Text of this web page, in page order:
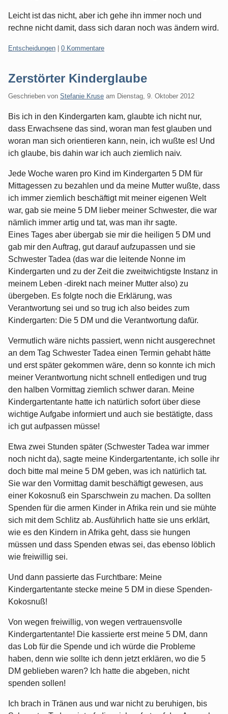
Leicht ist das nicht, aber ich gehe ihn immer noch und
rechne nicht damit, dass sich daran noch was ändern wird.
Kategorien:
Entscheidungen 0 Kommentare
Zerstörter Kinderglaube
Geschrieben von Stefanie Kruse am Dienstag, 9. Oktober 2012
Bis ich in den Kindergarten kam, glaubte ich nicht nur,
dass Erwachsene das sind, woran man fest glauben und
woran man sich orientieren kann, nein, ich wußte es! Und
ich glaube, bis dahin war ich auch ziemlich naiv.
Jede Woche waren pro Kind im Kindergarten 5 DM für
Mittagessen zu bezahlen und da meine Mutter wußte, dass
ich immer ziemlich beschäftigt mit meiner eigenen Welt
war, gab sie meine 5 DM lieber meiner Schwester, die war
nämlich immer artig und tat, was man ihr sagte.
Eines Tages aber übergab sie mir die heiligen 5 DM und
gab mir den Auftrag, gut darauf aufzupassen und sie
Schwester Tadea (das war die leitende Nonne im
Kindergarten und zu der Zeit die zweitwichtigste Instanz in
meinem Leben -direkt nach meiner Mutter also) zu
übergeben. Es folgte noch die Erklärung, was
Verantwortung sei und so trug ich also beides zum
Kindergarten: Die 5 DM und die Verantwortung dafür.
Vermutlich wäre nichts passiert, wenn nicht ausgerechnet
an dem Tag Schwester Tadea einen Termin gehabt hätte
und erst später gekommen wäre, denn so konnte ich mich
meiner Verantwortung nicht schnell entledigen und trug
den halben Vormittag ziemlich schwer daran. Meine
Kindergartentante hatte ich natürlich sofort über diese
wichtige Aufgabe informiert und auch sie bestätigte, dass
ich gut aufpassen müsse!
Etwa zwei Stunden später (Schwester Tadea war immer
noch nicht da), sagte meine Kindergartentante, ich solle ihr
doch bitte mal meine 5 DM geben, was ich natürlich tat.
Sie war den Vormittag damit beschäftigt gewesen, aus
einer Kokosnuß ein Sparschwein zu machen. Da sollten
Spenden für die armen Kinder in Afrika rein und sie mühte
sich mit dem Schlitz ab. Ausführlich hatte sie uns erklärt,
wie es den Kindern in Afrika geht, dass sie hungen
müssen und dass Spenden etwas sei, das ebenso löblich
wie freiwillig sei.
Und dann passierte das Furchtbare: Meine
Kindergartentante stecke meine 5 DM in diese Spenden-
Kokosnuß!
Von wegen freiwillig, von wegen vertrauensvolle
Kindergartentante! Die kassierte erst meine 5 DM, dann
das Lob für die Spende und ich würde die Probleme
haben, denn wie sollte ich denn jetzt erklären, wo die 5
DM geblieben waren? Ich hatte die abgeben, nicht
spenden sollen!
Ich brach in Tränen aus und war nicht zu beruhigen, bis